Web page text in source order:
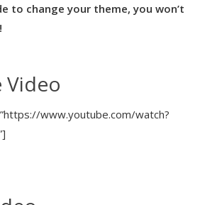
to change your theme, you won’t
Video
www.youtube.com/watch?